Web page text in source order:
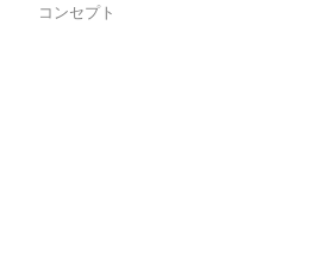
コンセプト